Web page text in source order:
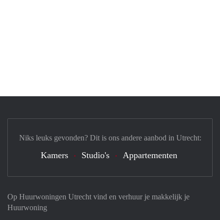
Op Huurwoningen Utrecht vind en verhuur je makkelijk je
Huurwoning
Niks leuks gevonden? Dit is ons andere aanbod in Utrecht:
Kamers Studio's Appartementen